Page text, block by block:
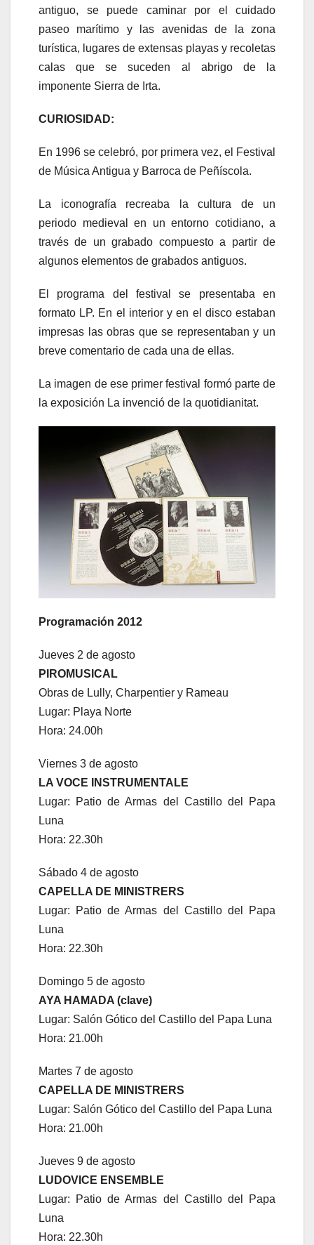
antiguo, se puede caminar por el cuidado
paseo marítimo y las avenidas de la zona
turística, lugares de extensas playas y recoletas
calas que se suceden al abrigo de la
imponente Sierra de Irta.
CURIOSIDAD:
En 1996 se celebró, por primera vez, el Festival
de Música Antigua y Barroca de Peñíscola.
La iconografía recreaba la cultura de un
periodo medieval en un entorno cotidiano, a
través de un grabado compuesto a partir de
algunos elementos de grabados antiguos.
El programa del festival se presentaba en
formato LP. En el interior y en el disco estaban
impresas las obras que se representaban y un
breve comentario de cada una de ellas.
La imagen de ese primer festival formó parte de
la exposición La invenció de la quotidianitat.
Programación 2012
Jueves 2 de agosto
PIROMUSICAL
Obras de Lully, Charpentier y Rameau
Lugar: Playa Norte
Hora: 24.00h
Viernes 3 de agosto
LA VOCE INSTRUMENTALE
Lugar: Patio de Armas del Castillo del Papa
Luna
Hora: 22.30h
Sábado 4 de agosto
CAPELLA DE MINISTRERS
Lugar: Patio de Armas del Castillo del Papa
Luna
Hora: 22.30h
Domingo 5 de agosto
AYA HAMADA (clave)
Lugar: Salón Gótico del Castillo del Papa Luna
Hora: 21.00h
Martes 7 de agosto
CAPELLA DE MINISTRERS
Lugar: Salón Gótico del Castillo del Papa Luna
Hora: 21.00h
Jueves 9 de agosto
LUDOVICE ENSEMBLE
Lugar: Patio de Armas del Castillo del Papa
Luna
Hora: 22.30h